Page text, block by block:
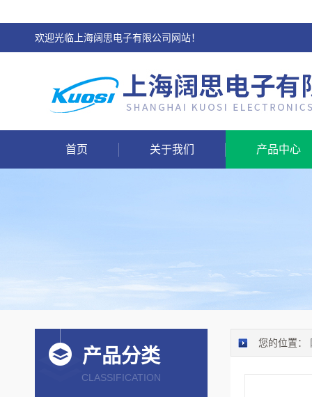
欢迎光临上海阔思电子有限公司网站！
首页 关于我们 产品中心
您的位置：
产品分类
CLASSIFICATION